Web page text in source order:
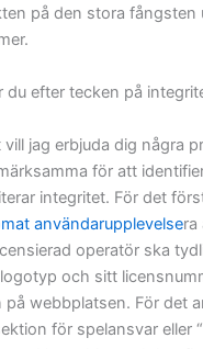
på den stora fångsten
du efter tecken på
jag erbjuda dig några
för att
integritet. För det
användarupplevelsera
operatör ska
och sitt
webbplatsen. För det
för spelansvar eller